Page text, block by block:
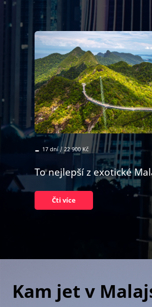
- 17 dní / 22 900 Kč
To nejlepší z exotické
Čti více
Kam jet v